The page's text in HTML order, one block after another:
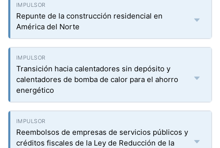
Repunte de la construcción residencial en
América del Norte
Transición hacia calentadores sin depósito y
calentadores de bomba de calor para el ahorro
energético
Reembolsos de empresas de servicios públicos y
créditos fiscales de la Ley de Reducción de la